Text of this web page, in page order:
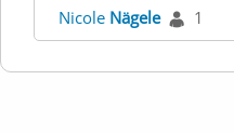
Nicole Nägele 1